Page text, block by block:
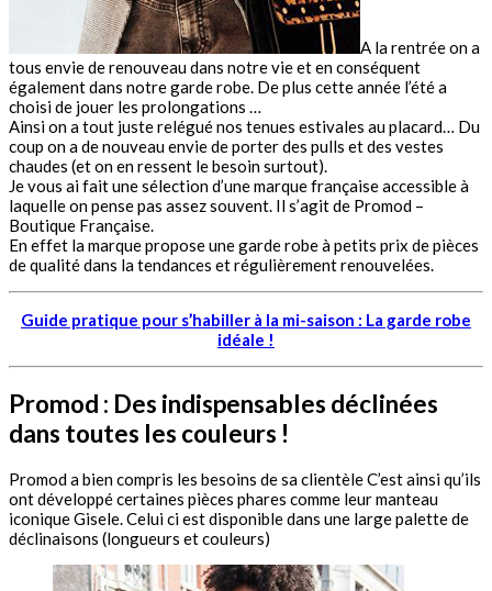
A la rentrée on a
tous envie de renouveau dans notre vie et en conséquent
également dans notre garde robe. De plus cette année l’été a
choisi de jouer les prolongations …
Ainsi on a tout juste relégué nos tenues estivales au placard… Du
coup on a de nouveau envie de porter des pulls et des vestes
chaudes (et on en ressent le besoin surtout).
Je vous ai fait une sélection d’une marque française accessible à
laquelle on pense pas assez souvent. Il s’agit de Promod –
Boutique Française.
En effet la marque propose une garde robe à petits prix de pièces
de qualité dans la tendances et régulièrement renouvelées.
Guide pratique pour s’habiller à la mi-saison : La garde robe
idéale !
Promod : Des indispensables déclinées
dans toutes les couleurs !
Promod a bien compris les besoins de sa clientèle C’est ainsi qu’ils
ont développé certaines pièces phares comme leur manteau
iconique Gisele. Celui ci est disponible dans une large palette de
déclinaisons (longueurs et couleurs)